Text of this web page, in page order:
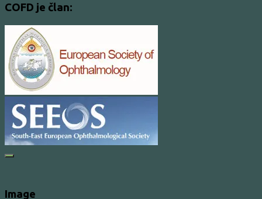
COFD je član:
Image